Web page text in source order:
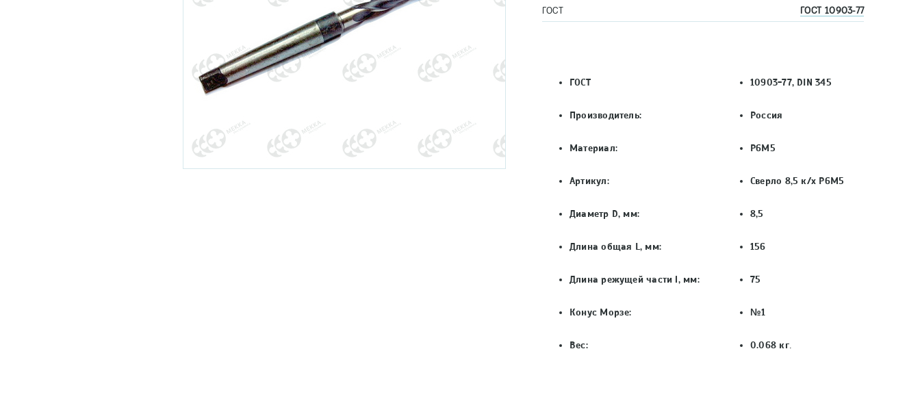
ГОСТ ГОСТ 10903-77
ГОСТ 10903-77, DIN 345
Производитель: Россия
Материал: Р6М5
Артикул: Сверло 8,5 к/х Р6М5
Диаметр D, мм: 8,5
Длина общая L, мм: 156
Длина режущей части l, мм: 75
Конус Морзе: №1
Вес: 0.068 кг.